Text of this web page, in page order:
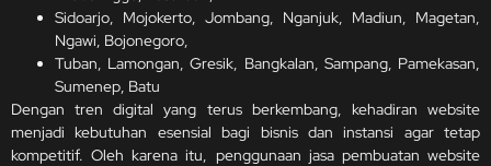
Sidoarjo, Mojokerto, Jombang, Nganjuk, Madiun, Magetan,
Ngawi, Bojonegoro,
Tuban, Lamongan, Gresik, Bangkalan, Sampang, Pamekasan,
Sumenep, Batu
Dengan tren digital yang terus berkembang, kehadiran website
menjadi kebutuhan esensial bagi bisnis dan instansi agar tetap
kompetitif. Oleh karena itu, penggunaan jasa pembuatan website